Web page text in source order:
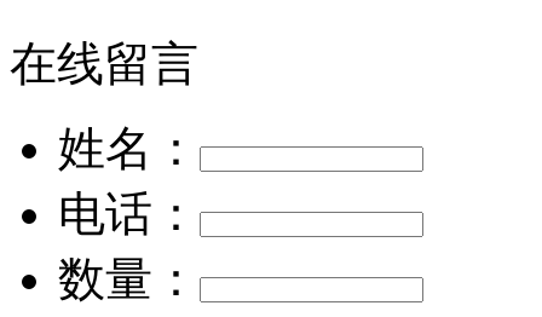
在线留言
姓名：
电话：
数量：